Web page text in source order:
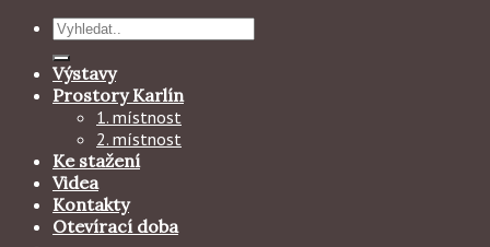
Hledat:
Výstavy
Prostory Karlín
1. místnost
2. místnost
Ke stažení
Videa
Kontakty
Otevírací doba